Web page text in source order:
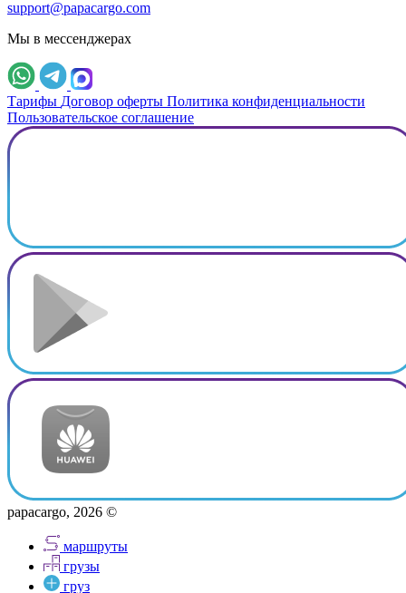
support@papacargo.com
Мы в мессенджерах
Тарифы Договор оферты Политика конфиденциальности
Пользовательское соглашение
papacargo, 2026 ©
маршруты
грузы
груз